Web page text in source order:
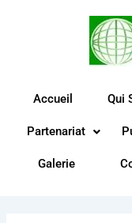
Accueil Qui
Partenariat
Galerie